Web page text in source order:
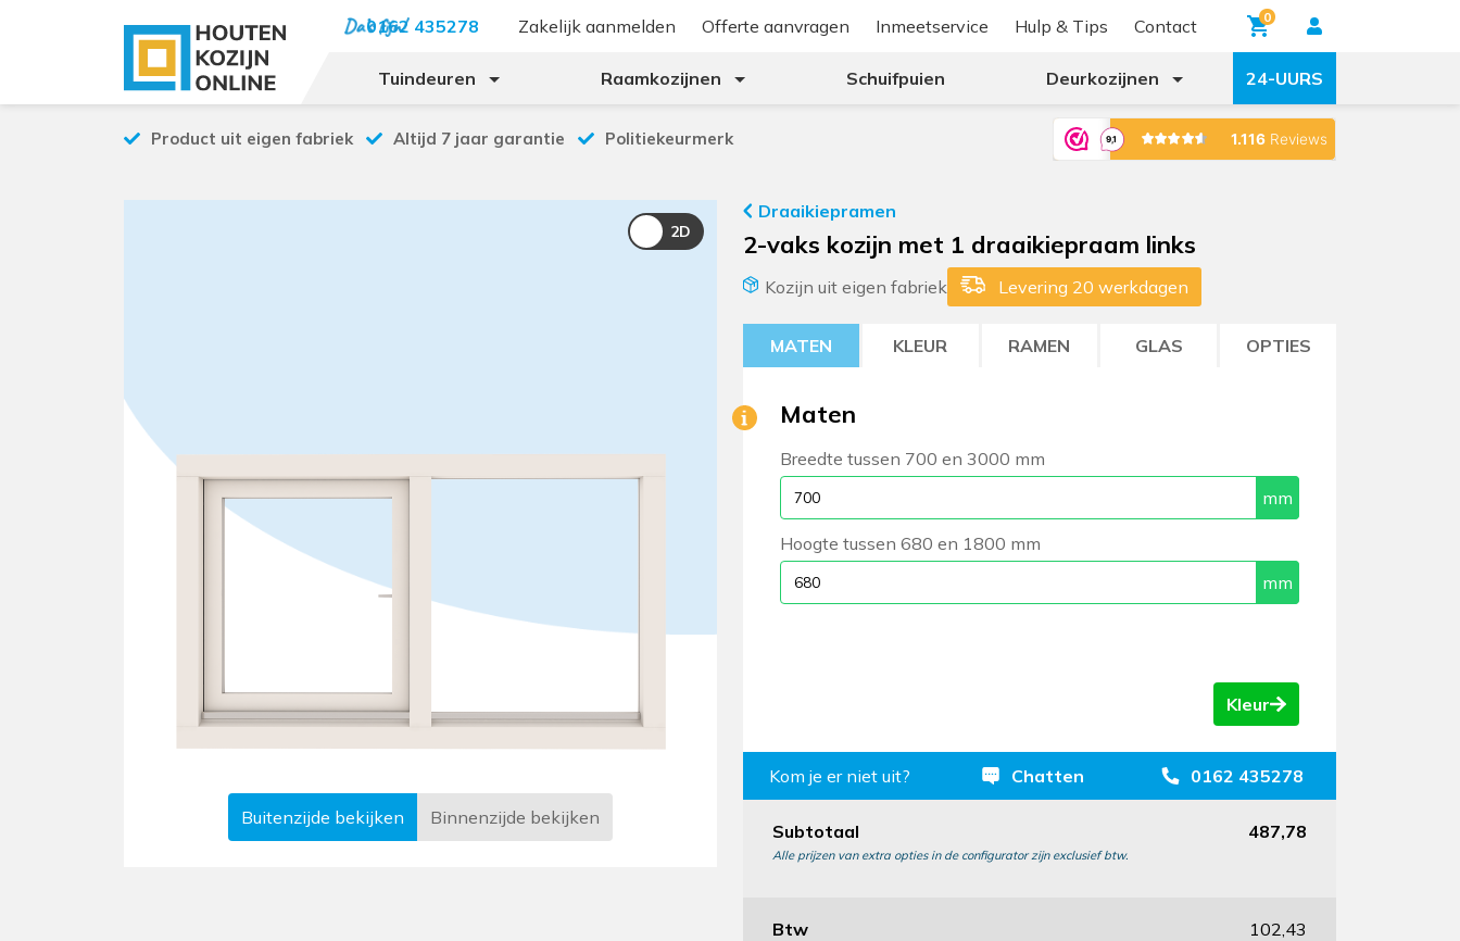
0162 435278 Zakelijk aanmelden Offerte aanvragen Inmeetservice Hulp & Tips Contact 0
Tuindeuren Raamkozijnen Schuifpuien Deurkozijnen 24-UURS
Product uit eigen fabriek Altijd 7 jaar garantie Politiekeurmerk
Buitenzijde bekijken Binnenzijde bekijken
Draaikiepramen
2-vaks kozijn met 1 draaikiepraam links
Levering 20 werkdagen
Kozijn uit eigen fabriek
MATEN KLEUR RAMEN GLAS OPTIES
Maten
Breedte tussen 700 en 3000 mm
Hoogte tussen 680 en 1800 mm
Kleur
Kom je er niet uit? Chatten 0162 435278
Subtotaal 487,78
Alle prijzen van extra opties in de configurator zijn exclusief btw.
Btw
102,43